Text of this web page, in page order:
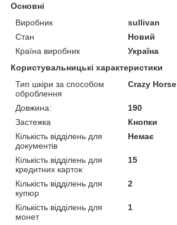
Основні
Виробник
sullivan
Стан
Новий
Країна виробник
Україна
Користувальницькі характеристики
Тип шкіри за способом
оброблення
Crazy Horse
Довжина:
190
Застежка
Кнопки
Кількість відділень для
документів
Немає
Кількість відділень для
кредитних карток
15
Кількість відділень для
купюр
2
Кількість відділень для
монет
1